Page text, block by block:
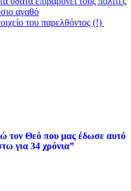
αγαθό
του παρελθόντος (!)
τον Θεό που μας έδωσε αυτό
για 34 χρόνια”